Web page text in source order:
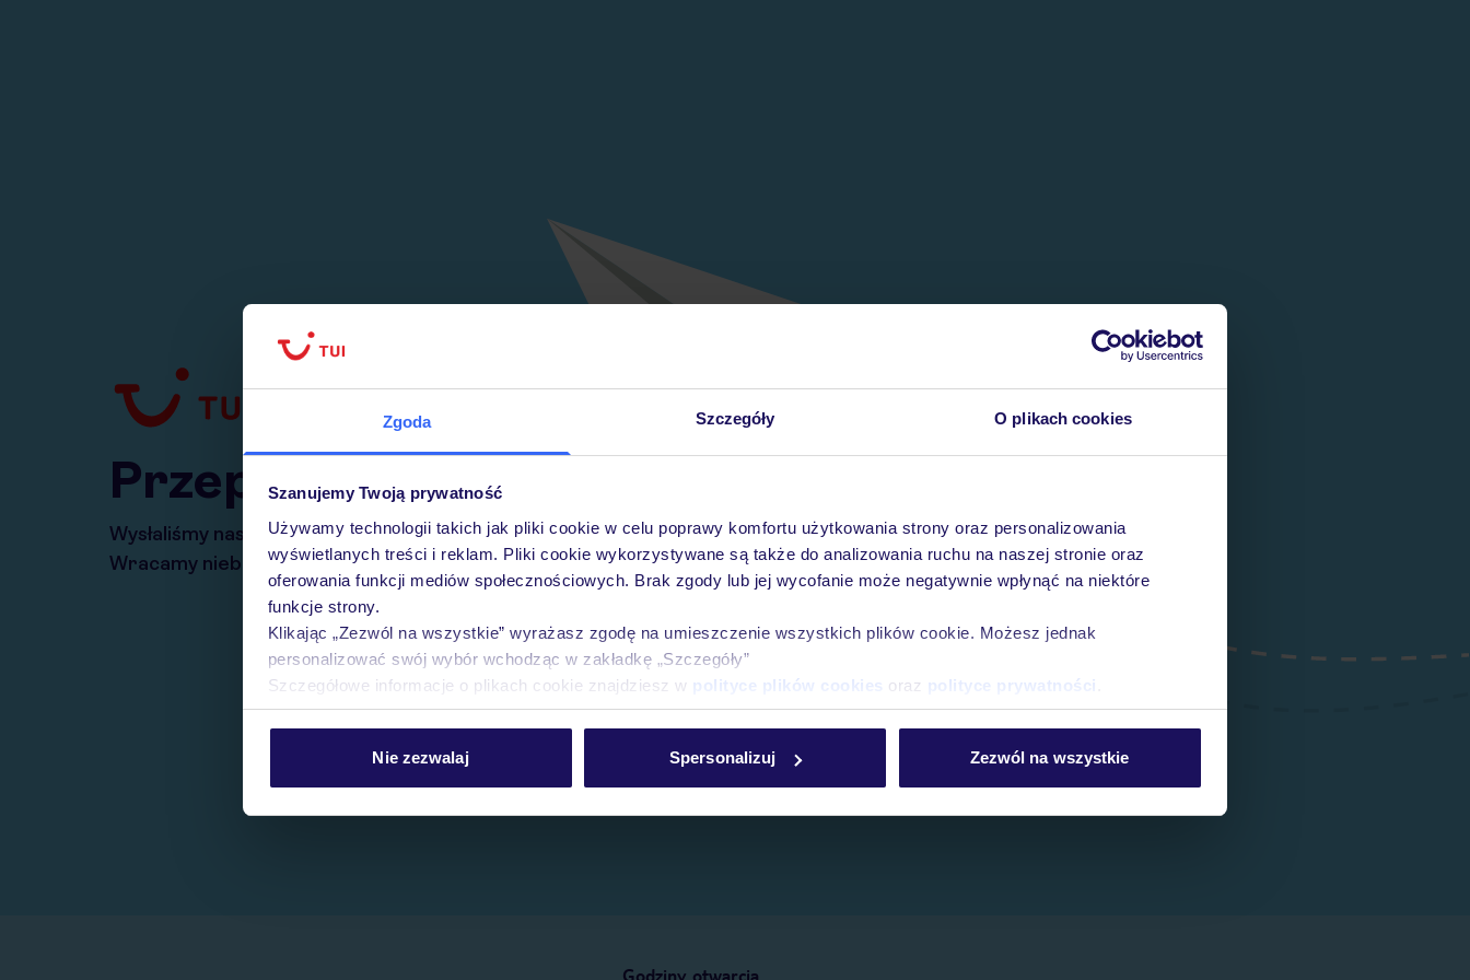
Zgoda Szczegóły O plikach cookies
Szanujemy Twoją prywatność
Używamy technologii takich jak pliki cookie w celu poprawy komfortu użytkowania strony oraz personalizowania
wyświetlanych treści i reklam. Pliki cookie wykorzystywane są także do analizowania ruchu na naszej stronie oraz
oferowania funkcji mediów społecznościowych. Brak zgody lub jej wycofanie może negatywnie wpłynąć na niektóre
funkcje strony.
Klikając „Zezwól na wszystkie” wyrażasz zgodę na umieszczenie wszystkich plików cookie. Możesz jednak
personalizować swój wybór wchodząc w zakładkę „Szczegóły”
Szczegółowe informacje o plikach cookie znajdziesz w polityce plików cookies oraz polityce prywatności
Nie zezwalaj Spersonalizuj Zezwól na wszystkie
Przepraszamy
Wysłaliśmy nasz serwis na krótkie wakacje.
Wracamy niebawem!
Godziny otwarcia